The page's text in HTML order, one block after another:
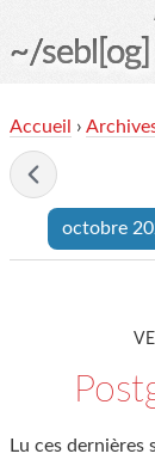
~/sebl[og]
Accueil ›
octobre
Lu ces dernières